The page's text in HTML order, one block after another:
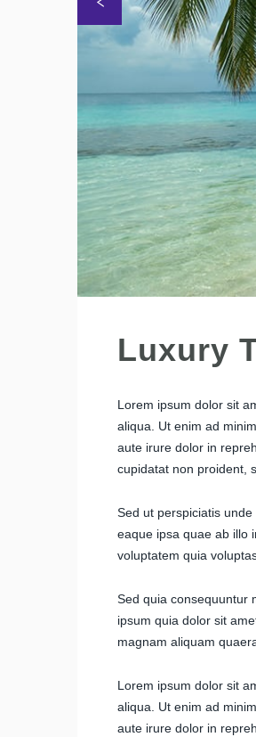
Luxury
Lorem ipsum dolor sit
aliqua. Ut enim ad
aute irure dolor in
cupidatat non proident,
Sed ut perspiciatis
eaque ipsa quae ab illo
voluptatem quia
Sed quia consequuntur
ipsum quia dolor sit
magnam aliquam
Lorem ipsum dolor sit
aliqua. Ut enim ad
aute irure dolor in